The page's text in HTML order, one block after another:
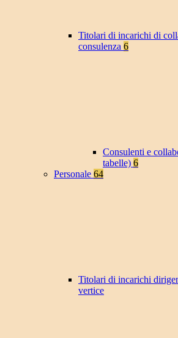
Titolari di incarichi di
consulenza 6
Consulenti e
tabelle) 6
Personale 64
Titolari di incarichi
vertice